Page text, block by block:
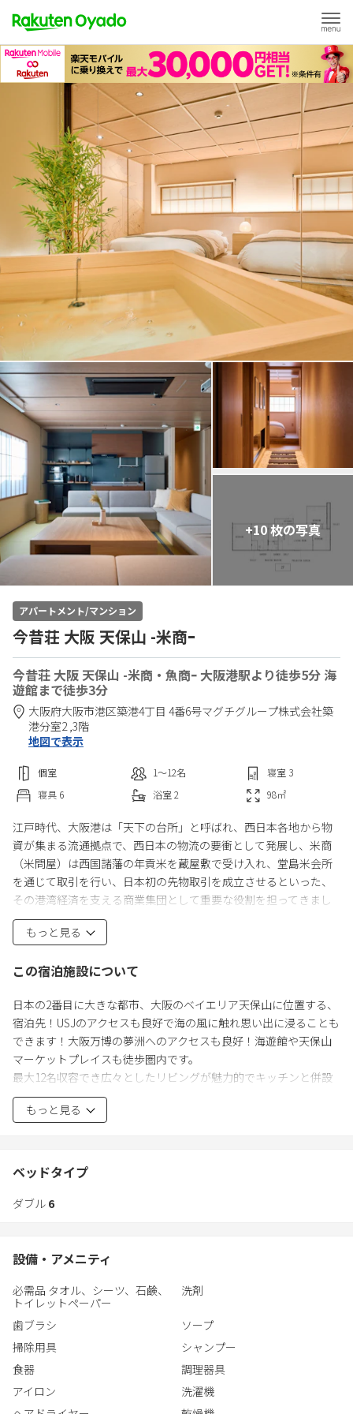
+10 枚の写真
アパートメント/マンション
今昔荘 大阪 天保山 -米商ｰ
今昔荘 大阪 天保山 -米商・魚商ｰ 大阪港駅より徒歩5分 海
遊館まで徒歩3分
大阪府大阪市港区築港4丁目 4番6号マグチグループ株式会社築
港分室2 ,3階
地図で表示
個室 1〜12名 寝室 3
寝具 6 浴室 2 98㎡
江戸時代、大阪港は「天下の台所」と呼ばれ、西日本各地から物
資が集まる流通拠点で、西日本の物流の要衝として発展し、米商
（米問屋）は西国諸藩の年貢米を蔵屋敷で受け入れ、堂島米会所
を通じて取引を行い、日本初の先物取引を成立させるといった、
その港湾経済を支える商業集団として重要な役割を担ってきまし
た。
「今昔荘 大阪 天保山 -米商-」は、この地、大阪港における米商の
ルを改装する形で誕生しました。浴槽やアートワークなどから歴
さい。
大阪天保山に位置する、宿泊先！USJのアクセスも良好で海の風に
触れ思い出に浸ることもできます！大阪万博の夢洲へのアクセス
も良好！海遊館や天保山マーケットプレイスも徒歩圏内です。
最大12名収容でき広々としたリビングが魅力的でキッチンと併設
して料理をすることもできます。
さい。
もっと見る
この宿泊施設について
日本の2番目に大きな都市、大阪のベイエリア天保山に位置する、
宿泊先！USJのアクセスも良好で海の風に触れ思い出に浸ることも
できます！大阪万博の夢洲へのアクセスも良好！海遊館や天保山
マーケットプレイスも徒歩圏内です。
最大12名収容でき広々としたリビングが魅力的でキッチンと併設
して料理、Nintendo Switchで楽しむこともできます。
家族全員がのびのび楽しめる最高の宿泊先であり、ぜひ、みなさ
もっと見る
ベッドタイプ
ダブル 6
設備・アメニティ
必需品 タオル、シーツ、石鹸、
トイレットペーパー
洗剤
歯ブラシ
ソープ
掃除用具
シャンプー
食器
調理器具
アイロン
洗濯機